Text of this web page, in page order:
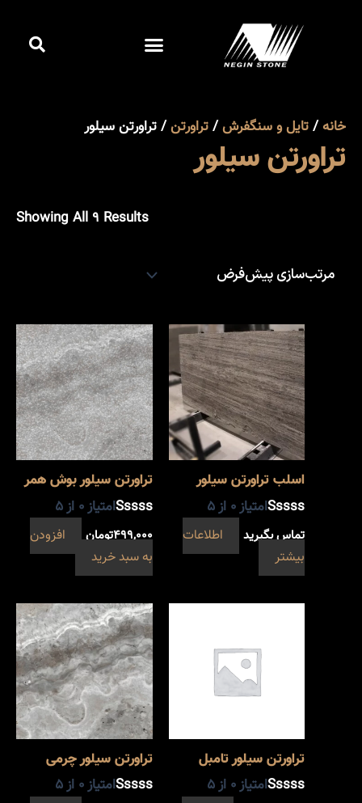
فهرست
خانه/تایل و سنگفرش/تراورتن/ تراورتن سیلور
تراورتن سیلور
Showing All 9 Results
اسلب تراورتن سیلور
امتیاز0 از 5
تماس بگیرید
اطلاعات
بیشتر
تراورتن سیلور بوش همر
امتیاز0 از 5
۴۹۹,۰۰۰تومان
افزودن
به سبد خرید
تراورتن سیلور تامبل
امتیاز0 از 5
تراورتن سیلور چرمی
امتیاز0 از 5